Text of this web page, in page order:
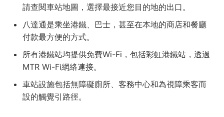
請查閱車站地圖，選擇最接近您目的地的出口。
八達通是乘坐港鐵、巴士，甚至在本地的商店和餐廳
付款最方便的方式。
所有港鐵站均提供免費Wi-Fi，包括彩虹港鐵站，透過
MTR Wi-Fi網絡連接。
車站設施包括無障礙廁所、客務中心和為視障乘客而
設的觸覺引路徑。